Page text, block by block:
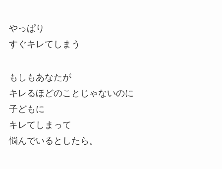
やっぱり
すぐキレてしまう
もしもあなたが
キレるほどのことじゃないのに
子どもに
キレてしまって
悩んでいるとしたら。